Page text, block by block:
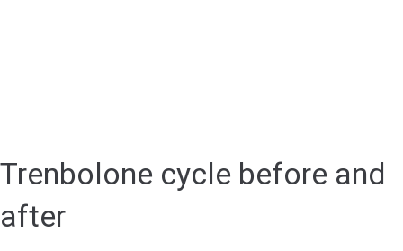
Trenbolone cycle before and
after